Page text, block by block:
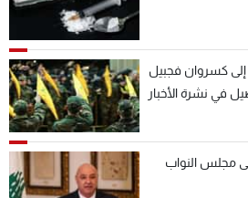
إلى كسروان فجبيل
في نشرة الأخبار